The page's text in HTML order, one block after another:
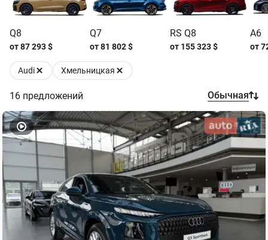
Q8
от87 293$
Q7
от81 802$
RS Q8
от 155 323$
A6
от
Audi Хмельницкая
16 предложений Обычная